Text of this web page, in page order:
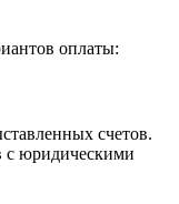
оплаты:
счетов.
с юридическими